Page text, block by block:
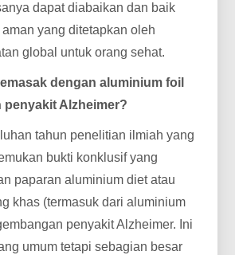
dapat diabaikan dan baik
yang ditetapkan oleh
global untuk orang sehat.
dengan aluminium foil
penyakit Alzheimer?
tahun penelitian ilmiah yang
bukti konklusif yang
paparan aluminium diet atau
khas (termasuk dari aluminium
penyakit Alzheimer. Ini
umum tetapi sebagian besar